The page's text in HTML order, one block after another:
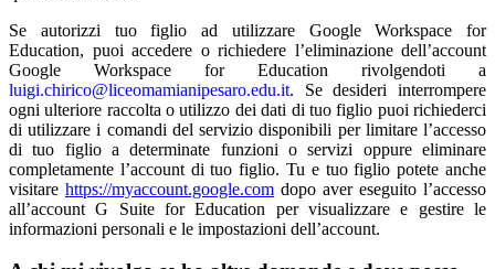
Se autorizzi tuo figlio ad utilizzare Google Workspace for
Education, puoi accedere o richiedere l’eliminazione dell’account
Google Workspace for Education rivolgendoti a
luigi.chirico@liceomamianipesaro.edu.it. Se desideri interrompere
ogni ulteriore raccolta o utilizzo dei dati di tuo figlio puoi richiederci
di utilizzare i comandi del servizio disponibili per limitare l’accesso
di tuo figlio a determinate funzioni o servizi oppure eliminare
completamente l’account di tuo figlio. Tu e tuo figlio potete anche
visitare https://myaccount.google.com dopo aver eseguito l’accesso
all’account G Suite for Education per visualizzare e gestire le
informazioni personali e le impostazioni dell’account.